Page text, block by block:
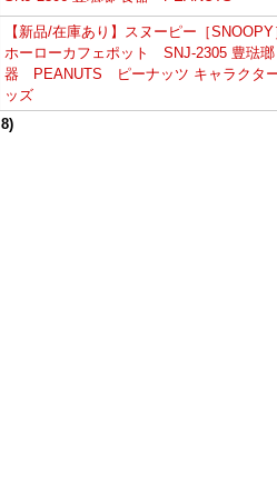
【新品/在庫あり】スヌーピー［
ホーローカフェポット SNJ-2305 豊琺
器 PEANUTS ピーナッツ キャラクタ
ッズ
8)